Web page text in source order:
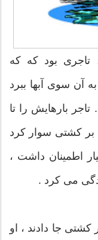
تاجری بود که که
آن سوی آبها ببرد
بارهایش را تا
بر کشتی سوار کرد
اطمینان داشت ،
می کرد .
کشتی جا دادند ، او